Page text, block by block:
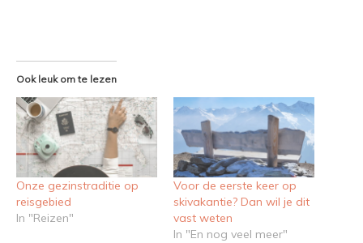
Ook leuk om te lezen
Onze gezinstraditie op
reisgebied
In "Reizen"
Voor de eerste keer op
skivakantie? Dan wil je dit
vast weten
In "En nog veel meer"